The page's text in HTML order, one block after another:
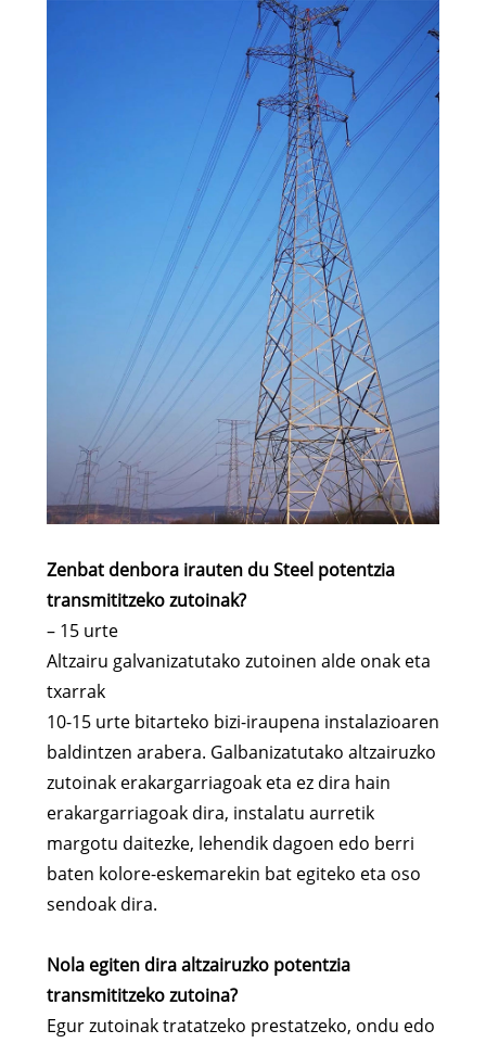
Zenbat denbora irauten du Steel potentzia
transmititzeko zutoinak?
– 15 urte
Altzairu galvanizatutako zutoinen alde onak eta
txarrak
10-15 urte bitarteko bizi-iraupena instalazioaren
baldintzen arabera. Galbanizatutako altzairuzko
zutoinak erakargarriagoak eta ez dira hain
erakargarriagoak dira, instalatu aurretik
margotu daitezke, lehendik dagoen edo berri
baten kolore-eskemarekin bat egiteko eta oso
sendoak dira.
Nola egiten dira altzairuzko potentzia
transmititzeko zutoina?
Egur zutoinak tratatzeko prestatzeko, ondu edo